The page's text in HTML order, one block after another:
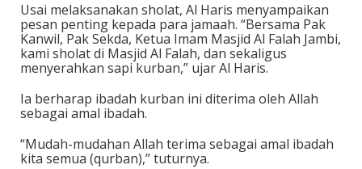
Usai melaksanakan sholat, Al Haris menyampaikan
pesan penting kepada para jamaah. “Bersama Pak
Kanwil, Pak Sekda, Ketua Imam Masjid Al Falah Jambi,
kami sholat di Masjid Al Falah, dan sekaligus
menyerahkan sapi kurban,” ujar Al Haris.
Ia berharap ibadah kurban ini diterima oleh Allah
sebagai amal ibadah.
“Mudah-mudahan Allah terima sebagai amal ibadah
kita semua (qurban),” tuturnya.